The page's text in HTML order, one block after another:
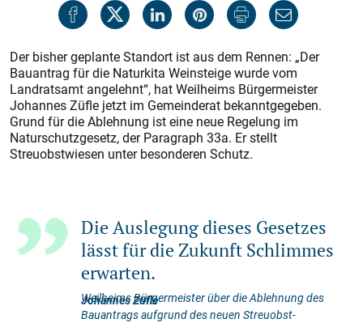
Der bisher geplante Standort ist aus dem Rennen: „Der
Bauantrag für die Naturkita Weinsteige wurde vom
Landratsamt angelehnt“, hat Weilheims Bürgermeister
Johannes Züfle jetzt im Gemeinderat bekanntgegeben.
Grund für die Ablehnung ist eine neue Regelung im
Naturschutzgesetz, der Paragraph 33a. Er stellt
Streuobstwiesen unter besonderen Schutz.
Die Auslegung dieses Gesetzes
lässt für die Zukunft Schlimmes
erwarten.
Johannes Züfle
Weilheims Bürgermeister über die Ablehnung des
Bauantrags aufgrund des neuen Streuobst-